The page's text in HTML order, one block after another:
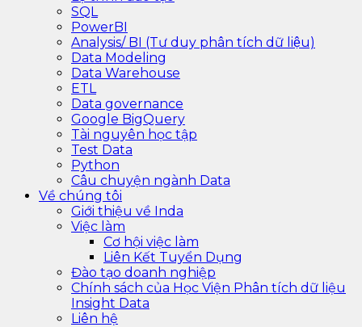
SQL
PowerBI
Analysis/ BI (Tư duy phân tích dữ liệu)
Data Modeling
Data Warehouse
ETL
Data governance
Google BigQuery
Tài nguyên học tập
Test Data
Python
Câu chuyện ngành Data
Về chúng tôi
Giới thiệu về Inda
Việc làm
Cơ hội việc làm
Liên Kết Tuyển Dụng
Đào tạo doanh nghiệp
Chính sách của Học Viện Phân tích dữ liệu
Insight Data
Liên hệ